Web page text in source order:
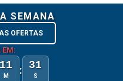
SEMANA
OFERTAS
EM:
11
M : 31
S